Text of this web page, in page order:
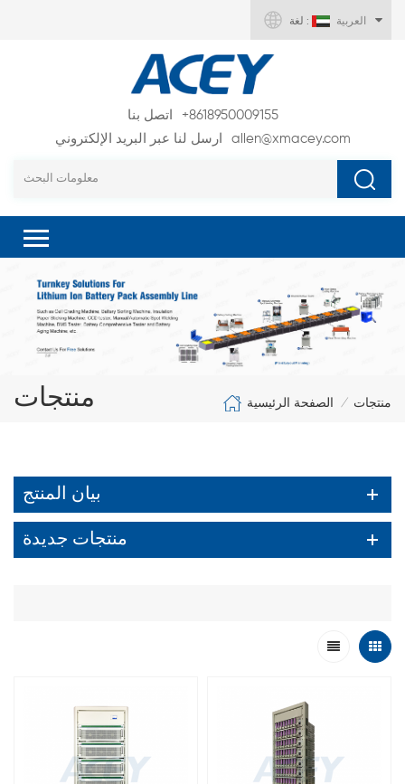
لغة : العربية
اتصل بنا
+8618950009155
ارسل لنا عبر البريد الإلكتروني
allen@xmacey.com
منتجات الصفحة الرئيسية / منتجات
بيان المنتج
منتجات جديدة